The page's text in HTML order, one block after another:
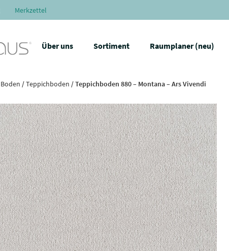
Merkzettel
Über uns Sortiment Raumplaner (neu)
Boden /Teppichboden / Teppichboden 880 – Montana – Ars Vivendi